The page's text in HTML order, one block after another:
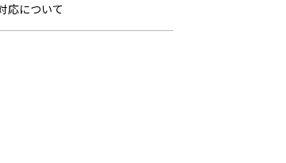
応について